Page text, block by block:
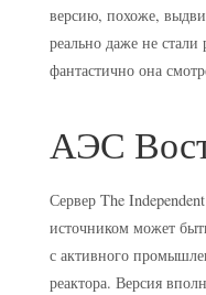
версию, похоже,
реально даже не
фантастично она
АЭС
Сервер The
источником может
с активного
реактора. Версия